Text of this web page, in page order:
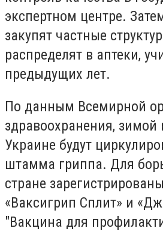
экспертном центре.
закупят частные
распределят в аптеки,
предыдущих лет.
По данным Всемирной
здравоохранения, зимой
Украине будут
штамма гриппа. Для
стране
«Ваксигрип Сплит» и
"Вакцина для